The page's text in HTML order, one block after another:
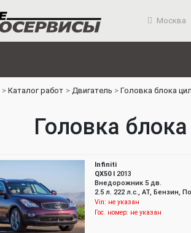
Москва
Каталог работ Двигатель Головка блока
Головка
Infiniti
QX50 I 2013
Внедорожник 5 дв.
2.5 л. 222 л.с., AT, Бензин,
Vin: не указан
Гос. номер: не указан